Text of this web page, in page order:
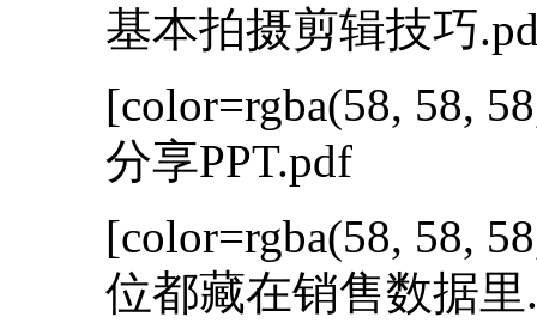
基本拍摄剪辑技巧
[color=rgba(58, 58,
分享PPT.pdf
[color=rgba(58, 58,
位都藏在销售数据里